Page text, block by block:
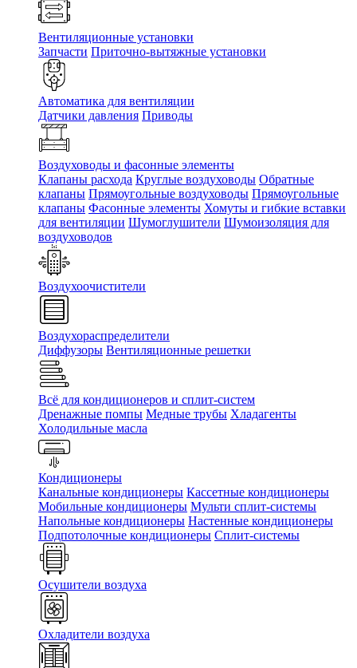
Вентиляционные установки
Запчасти Приточно-вытяжные установки
Автоматика для вентиляции
Датчики давления Приводы
Воздуховоды и фасонные элементы
Клапаны расхода Круглые воздуховоды Обратные
клапаны Прямоугольные воздуховоды Прямоугольные
клапаны Фасонные элементы Хомуты и гибкие вставки
для вентиляции Шумоглушители Шумоизоляция для
воздуховодов
Воздухоочистители
Воздухораспределители
Диффузоры Вентиляционные решетки
Всё для кондиционеров и сплит-систем
Дренажные помпы Медные трубы Хладагенты
Холодильные масла
Кондиционеры
Канальные кондиционеры Кассетные кондиционеры
Мобильные кондиционеры Мульти сплит-системы
Напольные кондиционеры Настенные кондиционеры
Подпотолочные кондиционеры Сплит-системы
Осушители воздуха
Охладители воздуха